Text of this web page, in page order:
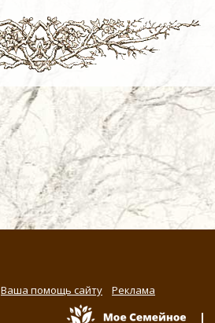
Ваша помощь сайту Реклама